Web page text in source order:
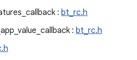
: bt_rc.h
: bt_rc.h